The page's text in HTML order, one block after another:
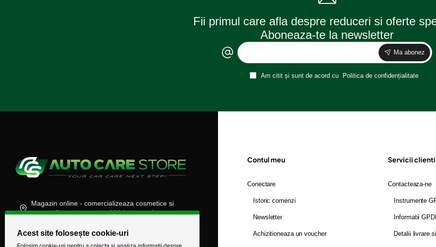
Fii primul care afla despre reduceri si oferte
Aboneaza-te la newsletter
Ma abonez
Am citit și sunt de acord cu Politica de confidențialitate
Magazin online - comercializeaza cosmetice si
accesorii auto, moto, atv, biciclete, camioane
(+40) 745 848 890
Contul meu
Conectare
Istoric comenzi
Newsletter
Achizitioneaza un voucher
Servicii clienti
Contacteaza-ne
Instrumente
Informatii
Detalii livrare
Acest site folosește cookie-uri